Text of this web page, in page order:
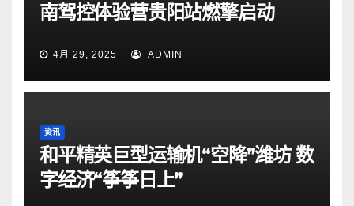
南驾控体验营贵阳站燃擎启动
4月 29, 2025 ADMIN
资讯
和平精英巨型运输机“空降”潍坊 数
字经济“筝筝日上”